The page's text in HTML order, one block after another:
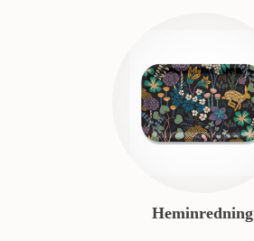
Heminredning